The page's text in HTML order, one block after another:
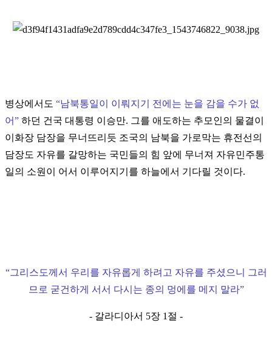
병상에서도 “남북통일이 이뤄지기 전에는 눈을 감을 수가 없
어” 하던 건국 대통령 이승만. 그를 애도하는 추모인의 물결이
이화장 담장을 무너뜨리듯 조국의 남북을 가로막는 휴전선의
담장도 자유를 갈망하는 국민들의 힘 앞에 무너져 자유민주통
일의 소원이 어서 이루어지기를 하늘에서 기다릴 것이다.
“그리스도께서 우리를 자유롭게 하려고 자유를 주셨으니 그러
므로 굳건하게 서서 다시는 종의 멍에를 메지 말라”
- 갈라디아서 5장 1절 -